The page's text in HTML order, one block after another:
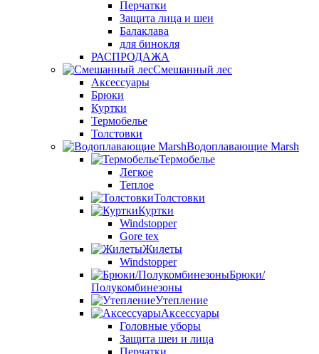
Перчатки
Защита лица и шеи
Балаклава
для бинокля
РАСПРОДАЖА
Смешанный лес
Аксессуары
Брюки
Куртки
Термобелье
Толстовки
Водоплавающие Marsh
Термобелье
Легкое
Теплое
Толстовки
Куртки
Windstopper
Gore tex
Жилеты
Windstopper
Брюки/
Полукомбинезоны
Утепление
Аксессуары
Головные уборы
Защита шеи и лица
Перчатки